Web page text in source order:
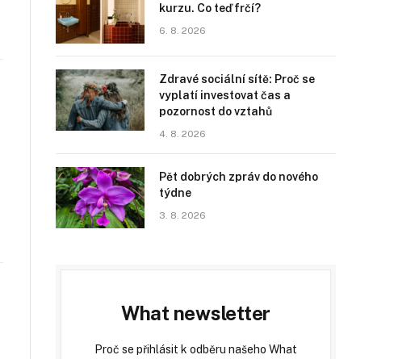
kurzu. Co teď frčí?
6. 8. 2026
Zdravé sociální sítě: Proč se
vyplatí investovat čas a
pozornost do vztahů
4. 8. 2026
Pět dobrých zpráv do nového
týdne
3. 8. 2026
What newsletter
Proč se přihlásit k odběru našeho What